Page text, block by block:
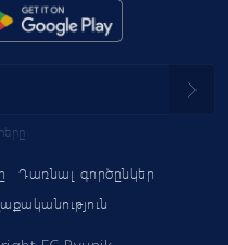
Դառնալ գործընկեր